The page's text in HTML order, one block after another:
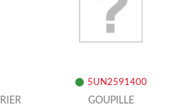
5UN2591400
GOUPILLE